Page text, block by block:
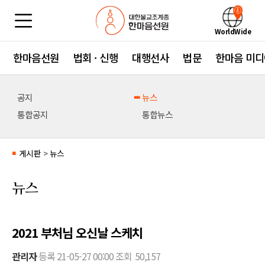
WorldWide
한마음선원 법회 · 신행 대행선사 법문 한마음 미
공지
뉴스
통합공지
통합뉴스
■ 게시판 >뉴스
뉴스
2021 부처님 오신날 스케치
관리자등록21-05-27 00:00조회 50,157